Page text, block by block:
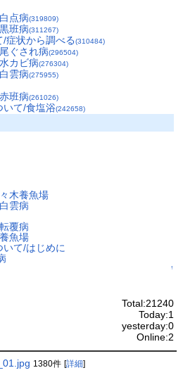
点病(319809)
班病(311267)
症状から調べる(310484)
ぐされ病(296504)
カビ病(276304)
雲病(275955)
班病(261026)
いて/食塩浴(242658)
木養魚場
雲病
覆病
魚場
て/はじめに
↑
Total:21240
Today:1
yesterday:0
Online:2
1380件 詳細